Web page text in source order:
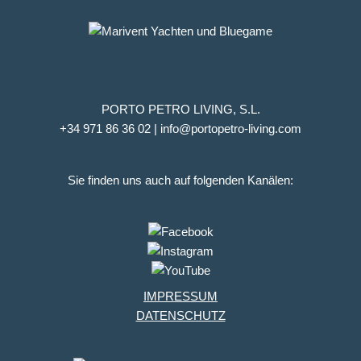
PORTO PETRO LIVING, S.L.
+34 971 86 36 02 | info@portopetro-living.com
Sie finden uns auch auf folgenden Kanälen:
IMPRESSUM
DATENSCHUTZ